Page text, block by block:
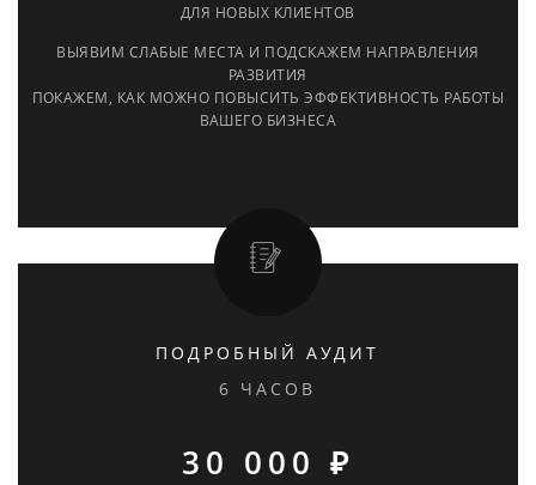
ДЛЯ НОВЫХ КЛИЕНТОВ
ВЫЯВИМ СЛАБЫЕ МЕСТА И ПОДСКАЖЕМ НАПРАВЛЕНИЯ
РАЗВИТИЯ
ПОКАЖЕМ, КАК МОЖНО ПОВЫСИТЬ ЭФФЕКТИВНОСТЬ РАБОТЫ
ВАШЕГО БИЗНЕСА
ПОДРОБНЫЙ АУДИТ
6 ЧАСОВ
30 000 ₽